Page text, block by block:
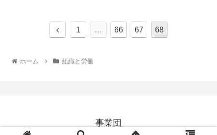
1 … 66 67 68
ホーム 組織と労働
事業団